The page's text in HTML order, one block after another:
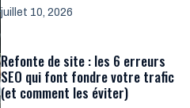
juillet 10, 2026
Refonte de site : les 6 erreurs
SEO qui font fondre votre trafic
(et comment les éviter)